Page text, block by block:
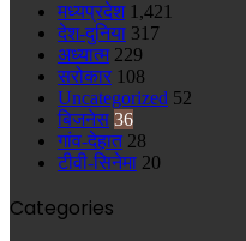
मध्यप्रदेश 1,421
देश-दुनिया 317
अध्यात्म 229
सरोकार 108
Uncategorized 52
बिजनेस 36
गांव-देहात 28
टीवी-सिनेमा 20
Categories